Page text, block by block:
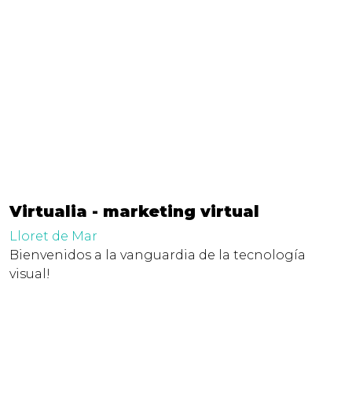
Virtualia - marketing virtual
Lloret de Mar
Bienvenidos a la vanguardia de la tecnología
visual!